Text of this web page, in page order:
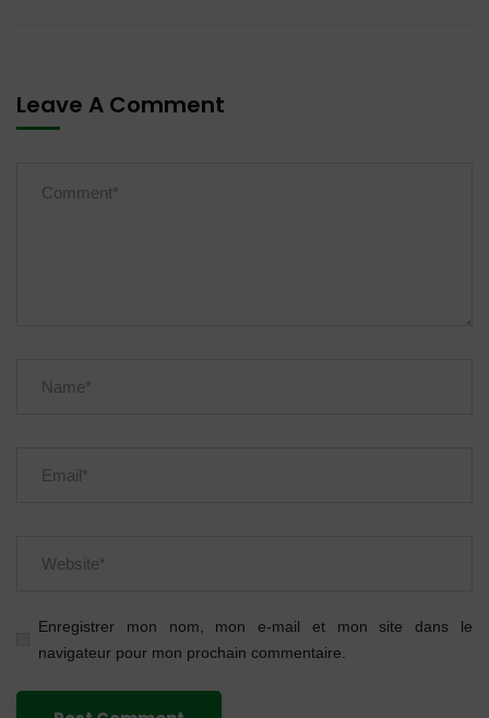
Leave A Comment
Enregistrer mon nom, mon e-mail et mon site dans le
navigateur pour mon prochain commentaire.